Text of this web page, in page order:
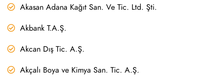
Akasan Adana Kağıt San. Ve Tic. Ltd. Şti.
Akbank T.A.Ş.
Akcan Dış Tic. A.Ş.
Akçalı Boya ve Kimya San. Tic. A.Ş.